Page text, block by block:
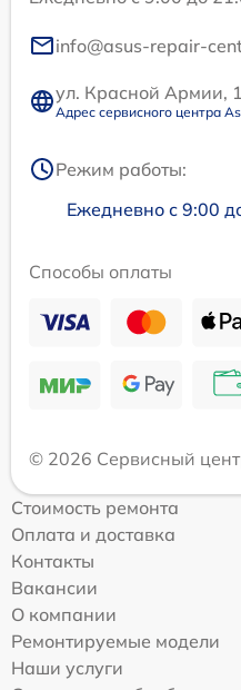
info@asus-repair-
ул. Красной Армии,
Адрес сервисного центра
Режим работы:
Ежедневно с 9:00
Способы оплаты
© 2026 Сервисный
Стоимость ремонта
Оплата и доставка
Контакты
Вакансии
О компании
Ремонтируемые модели
Наши услуги